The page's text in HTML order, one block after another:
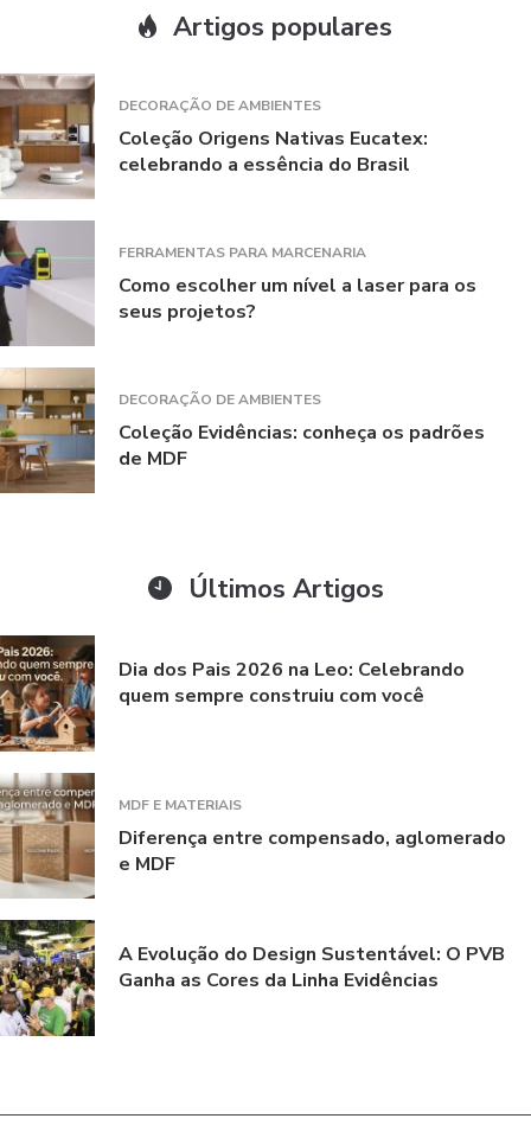
Artigos populares
DECORAÇÃO DE AMBIENTES
Coleção Origens Nativas Eucatex:
celebrando a essência do Brasil
FERRAMENTAS PARA MARCENARIA
Como escolher um nível a laser para os
seus projetos?
DECORAÇÃO DE AMBIENTES
Coleção Evidências: conheça os padrões
de MDF
Últimos Artigos
Dia dos Pais 2026 na Leo: Celebrando
quem sempre construiu com você
MDF E MATERIAIS
Diferença entre compensado, aglomerado
e MDF
A Evolução do Design Sustentável: O PVB
Ganha as Cores da Linha Evidências